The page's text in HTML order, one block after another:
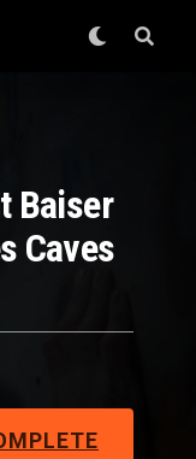
Baiser
Caves